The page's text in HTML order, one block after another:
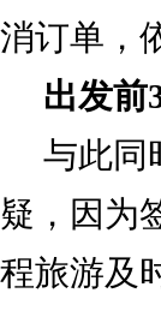
消订单，
出发前
与此同
疑，因为
程旅游及